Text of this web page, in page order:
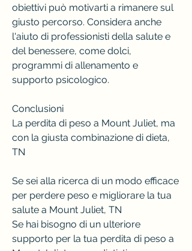
obiettivi può motivarti a rimanere sul
giusto percorso. Considera anche
l'aiuto di professionisti della salute e
del benessere, come dolci,
programmi di allenamento e
supporto psicologico.
Conclusioni
La perdita di peso a Mount Juliet, ma
con la giusta combinazione di dieta,
TN
Se sei alla ricerca di un modo efficace
per perdere peso e migliorare la tua
salute a Mount Juliet, TN
Se hai bisogno di un ulteriore
supporto per la tua perdita di peso a